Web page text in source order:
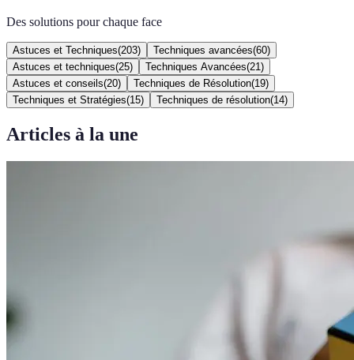
Des solutions pour chaque face
Astuces et Techniques(203) Techniques avancées(60)
Astuces et techniques(25) Techniques Avancées(21 )
Astuces et conseils(20) Techniques de Résolution(19)
Techniques et Stratégies(15) Techniques de résolution(14)
Articles à la une